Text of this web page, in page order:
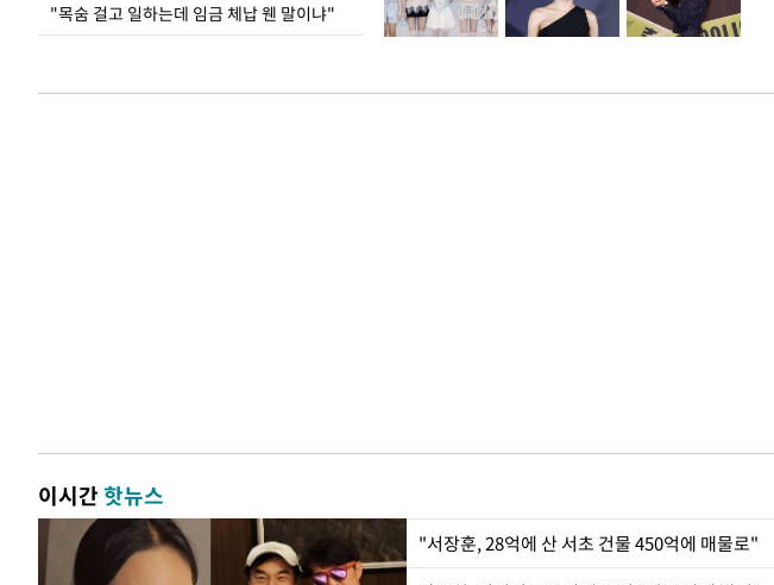
"목숨 걸고 일하는데 임금 체납 웬 말이냐"
이시간핫뉴스
"서장훈, 28억에 산 서초 건물 450억에 매물로"